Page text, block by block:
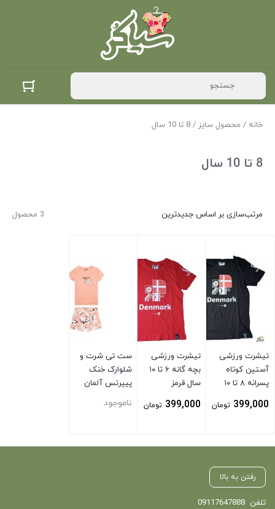
خانه / محصول سایز / 8 تا 10 سال
8 تا 10 سال
3 محصول مرتب‌سازی بر اساس جدیدترین
تیشرت ورزشی
آستین کوتاه
پسرانه ۸ تا ۱۰
399,000 تومان
تیشرت ورزشی
بچه گانه ۶ تا ۱۰
سال قرمز
399,000 تومان
ست تی شرت و
شلوارک خنک
پیپرتس آلمان
ناموجود
رفتن به بالا
تلفن 09117647888